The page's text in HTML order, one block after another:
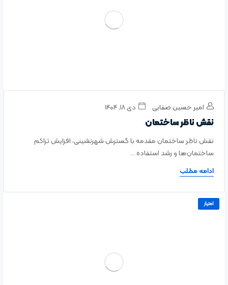
امیر حسین صفایی دی ۱۸, ۱۴۰۴
نقش ناظر ساختمان
نقش ناظر ساختمان مقدمه با گسترش شهرنشینی، افزایش تراکم
ساختمان‌ها و رشد استفاده ...
ادامه مطلب
امتیاز